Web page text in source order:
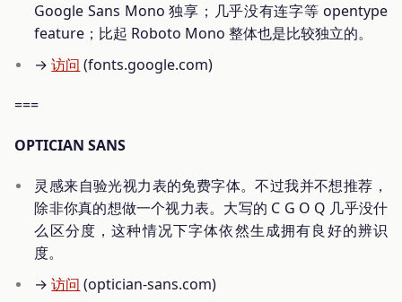
Google Sans Mono 独享；几乎没有连字等 opentype
feature；比起 Roboto Mono 整体也是比较独立的。
→访问 (fonts.google.com)
===
OPTICIAN SANS
灵感来自验光视力表的免费字体。不过我并不想推荐，
除非你真的想做一个视力表。大写的 C G O Q 几乎没什
么区分度，这种情况下字体依然生成拥有良好的辨识
度。
→访问 (optician-sans.com)